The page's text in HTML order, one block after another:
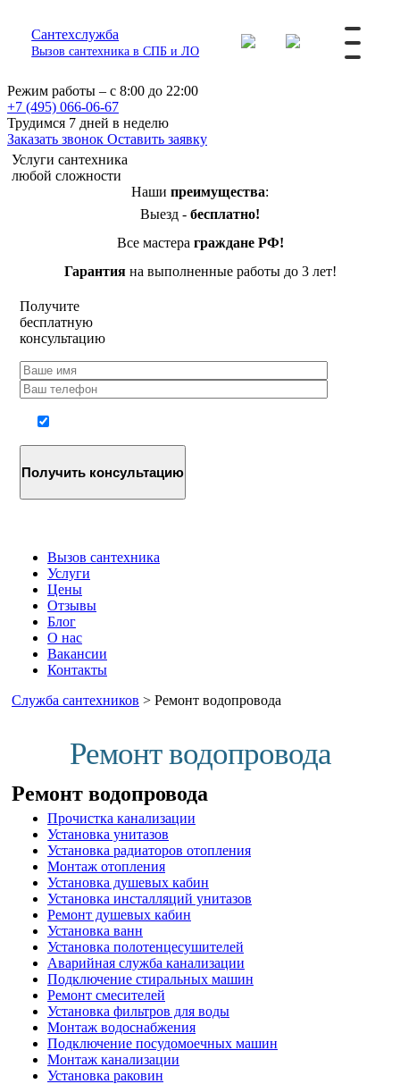
Сантехслужба
Вызов сантехника в СПБ и ЛО
Режим работы – с 8:00 до 22:00
+7 (495) 066-06-67
Трудимся 7 дней в неделю
Заказать звонок Оставить заявку
Услуги сантехника
любой сложности
Наши преимущества:
Выезд - бесплатно!
Все мастера граждане РФ!
Гарантияна выполненные работы до 3 лет!
Получите
бесплатную
консультацию
Вызов сантехника
Услуги
Цены
Отзывы
Блог
О нас
Вакансии
Контакты
Служба сантехников > Ремонт водопровода
Ремонт водопровода
Ремонт водопровода
Прочистка канализации
Установка унитазов
Установка радиаторов отопления
Монтаж отопления
Установка душевых кабин
Установка инсталляций унитазов
Ремонт душевых кабин
Установка ванн
Установка полотенцесушителей
Аварийная служба канализации
Подключение стиральных машин
Ремонт смесителей
Установка фильтров для воды
Монтаж водоснабжения
Подключение посудомоечных машин
Монтаж канализации
Установка раковин